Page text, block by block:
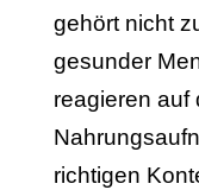
gehört nicht
gesunder
reagieren auf
richtigen